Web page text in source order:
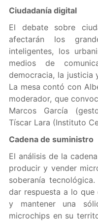
Ciudadanía digital
El debate sobre
afectarán los
inteligentes, los
medios de
democracia, la justicia
La mesa contó con
moderador, que
Marcos García
Tíscar Lara (Instituto
Cadena de suministro
El análisis de la
producir y vender
soberanía
dar respuesta a lo que
y mantener una
microchips en su